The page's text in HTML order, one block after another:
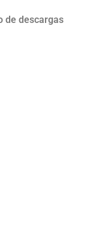
de descargas